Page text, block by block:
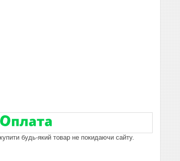
будь-який товар не покидаючи сайту.